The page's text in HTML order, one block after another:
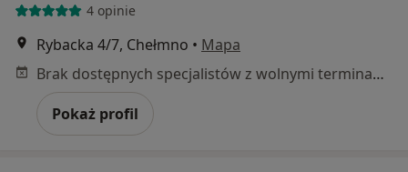
4 opinie
Rybacka 4/7, Chełmno • Mapa
Brak dostępnych specjalistów z wolnymi terminami w tym centrum medycznym.
Pokaż profil